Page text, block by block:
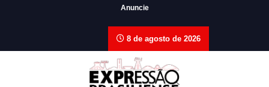
Anuncie
8 de agosto de 2026